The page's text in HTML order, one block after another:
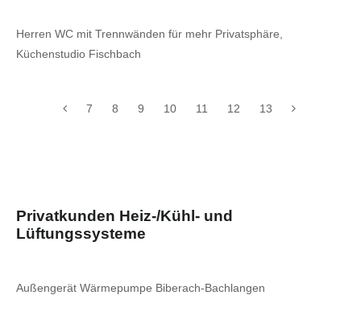
Herren WC mit Trennwänden für mehr Privatsphäre,
Küchenstudio Fischbach
7 8 9 10 11 12 13
Privatkunden Heiz-/Kühl- und
Lüftungssysteme
Außengerät Wärmepumpe Biberach-Bachlangen